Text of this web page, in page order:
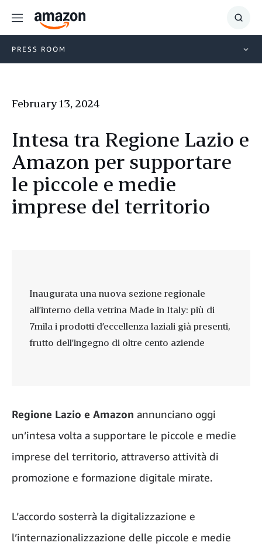
Menu
Show
PRESS ROOM
February 13, 2024
Intesa tra Regione Lazio e
Amazon per supportare
le piccole e medie
imprese del territorio
Inaugurata una nuova sezione regionale
all’interno della vetrina Made in Italy: più di
7mila i prodotti d’eccellenza laziali già presenti,
frutto dell’ingegno di oltre cento aziende
Regione Lazio e Amazon annunciano oggi
un’intesa volta a supportare le piccole e medie
imprese del territorio, attraverso attività di
promozione e formazione digitale mirate.
L’accordo sosterrà la digitalizzazione e
l’internazionalizzazione delle piccole e medie